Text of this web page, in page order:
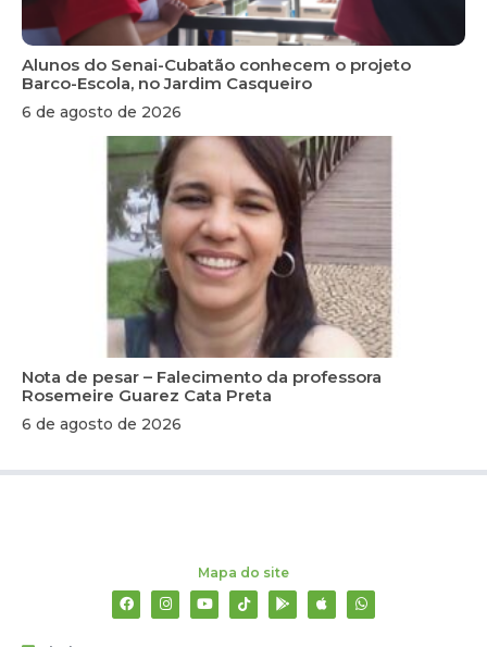
Alunos do Senai-Cubatão conhecem o projeto
Barco-Escola, no Jardim Casqueiro
6 de agosto de 2026
Nota de pesar – Falecimento da professora
Rosemeire Guarez Cata Preta
6 de agosto de 2026
Mapa do site